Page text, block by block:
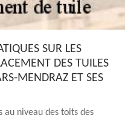
SUR LES
DES TUILES
MENDRAZ ET SES
au niveau des toits des